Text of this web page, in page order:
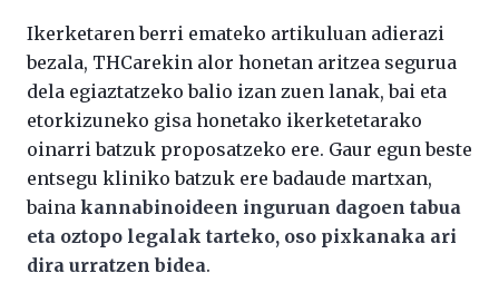
Ikerketaren berri emateko artikuluan adierazi
bezala, THCarekin alor honetan aritzea segurua
dela egiaztatzeko balio izan zuen lanak, bai eta
etorkizuneko gisa honetako ikerketetarako
oinarri batzuk proposatzeko ere. Gaur egun beste
entsegu kliniko batzuk ere badaude martxan,
baina kannabinoideen inguruan dagoen tabua
eta oztopo legalak tarteko, oso pixkanaka ari
dira urratzen bidea.